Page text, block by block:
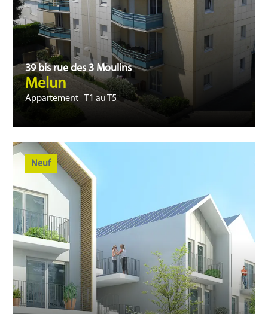
39 bis rue des 3 Moulins
Melun
Appartement T1 au T5
Neuf